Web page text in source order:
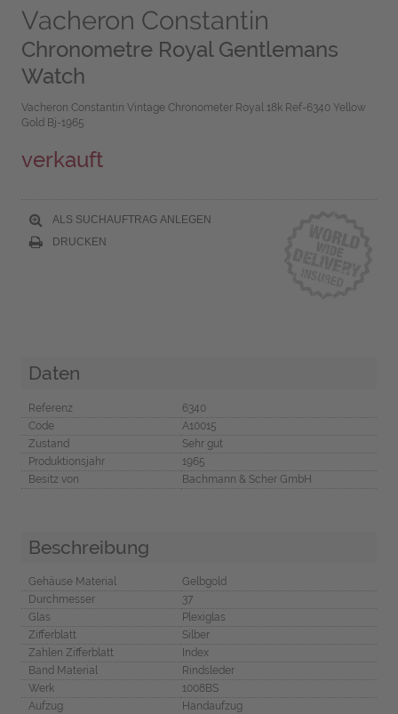
Vacheron Constantin
Chronometre Royal Gentlemans
Watch
Vacheron Constantin Vintage Chronometer Royal 18k Ref-6340 Yellow
Gold Bj-1965
verkauft
ALS SUCHAUFTRAG ANLEGEN
DRUCKEN
Daten
Referenz
6340
Code
A10015
Zustand
Sehr gut
Produktionsjahr
1965
Besitz von
Bachmann & Scher GmbH
Beschreibung
Gehäuse Material
Gelbgold
Durchmesser
37
Glas
Plexiglas
Zifferblatt
Silber
Zahlen Zifferblatt
Index
Band Material
Rindsleder
Werk
1008BS
Aufzug
Handaufzug